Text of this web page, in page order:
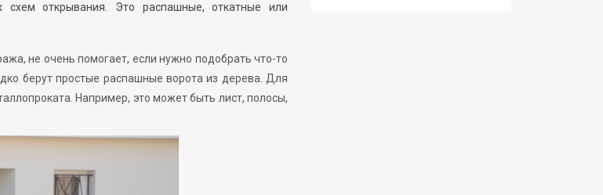
схем открывания. Это распашные, откатные или
не очень помогает, если нужно подобрать что-то
берут простые распашные ворота из дерева. Для
Например, это может быть лист, полосы,